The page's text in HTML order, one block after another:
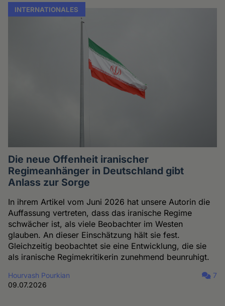
INTERNATIONALES
Die neue Offenheit iranischer
Regimeanhänger in Deutschland gibt
Anlass zur Sorge
In ihrem Artikel vom Juni 2026 hat unsere Autorin die
Auffassung vertreten, dass das iranische Regime
schwächer ist, als viele Beobachter im Westen
glauben. An dieser Einschätzung hält sie fest.
Gleichzeitig beobachtet sie eine Entwicklung, die sie
als iranische Regimekritikerin zunehmend beunruhigt.
Hourvash Pourkian
09.07.2026
7